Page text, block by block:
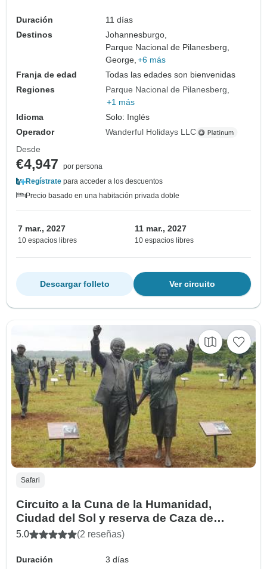
Duración
11 días
Destinos
Johannesburgo,
Parque Nacional de Pilanesberg,
George, +6 más
Franja de edad
Todas las edades son bienvenidas
Regiones
Parque Nacional de Pilanesberg
+1 más
Idioma
Solo: Inglés
Operador
Wanderful Holidays LLC
Desde
€4,947
por persona
Regístrate para acceder a los descuentos
Precio basado en una habitación privada doble
7 mar., 2027
10 espacios libres
11 mar., 2027
10 espacios libres
Ver circuito
Descargar folleto
Safari
Circuito a la Cuna de la Humanidad,
Ciudad del Sol y reserva de Caza de
Pilanesberg
5.0 (2 reseñas)
Duración
3 días